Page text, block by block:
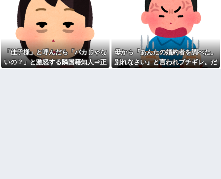
40度近い熱と頭痛で朦朧とし
ながら病院行ったら、受付嬢が
「予約のない人は診ません」と
拒否された。タクシーを呼ぶた
めの電話も貸してくれず...
今日は大館まげわっぱに詰め
た弁当。豚ロースの塩こうじ＆
ガーリック焼き
【しまった…】 コトメに追い
【オカルト】「頭は正常だけ
ど、これだけはガチで信じて
る」って現象ある？
義母「服装が失礼よ」私「お
互い様ですよね〜」今までイビ
られ続けてきた私が義姉の披露
宴で大暴れｗｗ義親族に「ひっ
ぱたきますよ」と釘を刺したっ
たｗｗｗ
周囲が動き出して…
て…
「佳子様」と呼んだら「バカじゃな
いの？」と激怒する隣国籍知人⇒正
母から『あんたの婚約者を調べた。
別れなさい』と言われブチギレ。だ